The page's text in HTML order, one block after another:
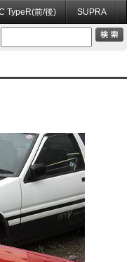
TypeR(前/後) SUPRA